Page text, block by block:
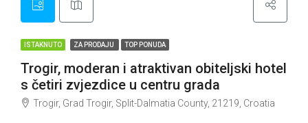
ISTAKNUTO ZA PRODAJU TOP PONUDA
Trogir, moderan i atraktivan obiteljski hotel
s četiri zvjezdice u centru grada
Trogir, Grad Trogir, Split-Dalmatia County, 21219, Croatia